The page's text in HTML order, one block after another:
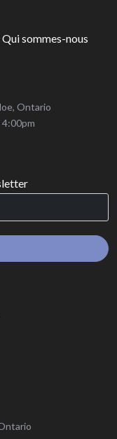
Qui sommes-nous
Ontario
4:00pm